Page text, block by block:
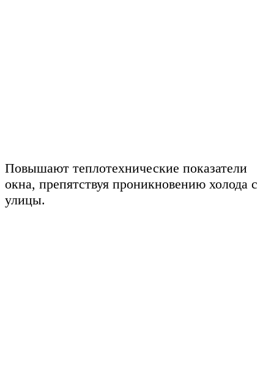
Повышают теплотехнические показатели
окна, препятствуя проникновению холода с
улицы.